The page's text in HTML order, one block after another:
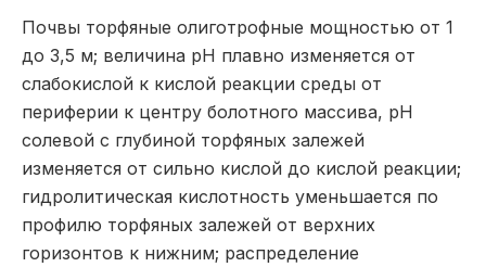
Почвы торфяные олиготрофные мощностью от 1
до 3,5 м; величина pH плавно изменяется от
слабокислой к кислой реакции среды от
периферии к центру болотного массива, pH
солевой с глубиной торфяных залежей
изменяется от сильно кислой до кислой реакции;
гидролитическая кислотность уменьшается по
профилю торфяных залежей от верхних
горизонтов к нижним; распределение